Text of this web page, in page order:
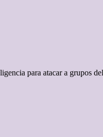
para atacar a grupos